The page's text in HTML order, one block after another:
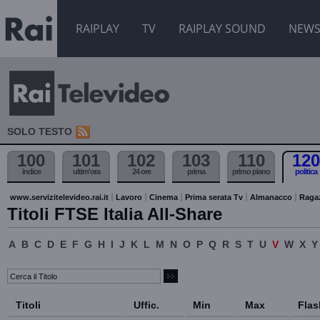
RAIPLAY TV RAIPLAY SOUND NEWS
SOLO TESTO
100
indice
101
ultim'ora
102
24 ore
103
prima
110
primo piano
120
politica
www.servizitelevideo.rai.it Lavoro Cinema Prima serata Tv Almanacco
Titoli FTSE Italia All-Share
A B C D E F G H I J K L M N O P Q R S T U V W X Y
Titoli Uffic. Min Max